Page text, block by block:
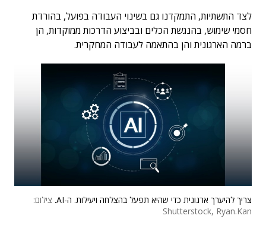
לצד התשתיות, התמקדנו גם בשינוי העבודה בפועל, בהורדת
חסמי שימוש, בהנגשת הכלים ובביצוע הדרכות ממוקדות, הן
ברמה הארגונית והן בהתאמה לעבודה המחקרית.
צריך להיערך ארגונית כדי שהיא תפעל בהצלחה ויעילות. ה-AI.
צילום:
Shutterstock, Ryan.Kan